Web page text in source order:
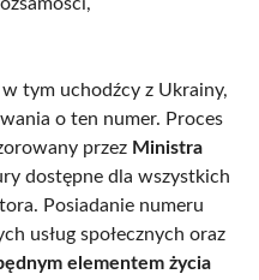
tym uchodźcy z Ukrainy,
o ten numer. Proces
przez Ministra
dostępne dla wszystkich
Posiadanie numeru
usług społecznych oraz
elementem życia